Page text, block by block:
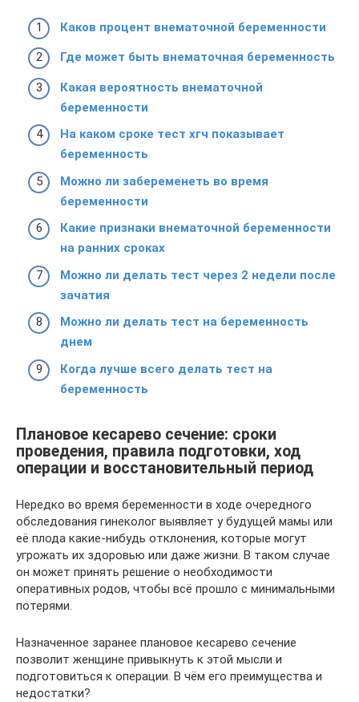
Каков процент внематочной беременности
Где может быть внематочная беременность
Какая вероятность внематочной
беременности
На каком сроке тест хгч показывает
беременность
Можно ли забеременеть во время
беременности
Какие признаки внематочной беременности
на ранних сроках
Можно ли делать тест через 2 недели после
зачатия
Можно ли делать тест на беременность
днем
Когда лучше всего делать тест на
беременность
Плановое кесарево сечение: сроки
проведения, правила подготовки, ход
операции и восстановительный период
Нередко во время беременности в ходе очередного
обследования гинеколог выявляет у будущей мамы или
её плода какие-нибудь отклонения, которые могут
угрожать их здоровью или даже жизни. В таком случае
он может принять решение о необходимости
оперативных родов, чтобы всё прошло с минимальными
потерями.
Назначенное заранее плановое кесарево сечение
позволит женщине привыкнуть к этой мысли и
подготовиться к операции. В чём его преимущества и
недостатки?